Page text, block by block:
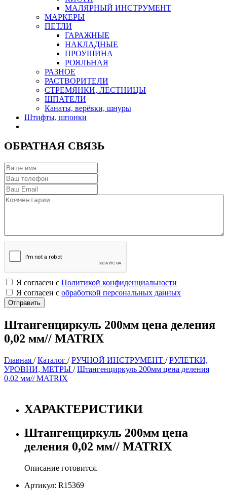
МАЛЯРНЫЙ ИНСТРУМЕНТ
МАРКЕРЫ
ПЕТЛИ
ГАРАЖНЫЕ
НАКЛАДНЫЕ
ПРОУШИНА
РОЯЛЬНАЯ
РАЗНОЕ
РАСТВОРИТЕЛИ
СТРЕМЯНКИ, ЛЕСТНИЦЫ
ШПАТЕЛИ
Канаты, верёвки, шнуры
Штифты, шпонки
ОБРАТНАЯ СВЯЗЬ
Я согласен с Политикой конфиденциальности
Я согласен с обработкой персональных данных
Штангенциркуль 200мм цена деления
0,02 мм// MATRIX
Главная /Каталог /РУЧНОЙ ИНСТРУМЕНТ /РУЛЕТКИ,
УРОВНИ, МЕТРЫ /Штангенциркуль 200мм цена деления
0,02 мм// MATRIX
ХАРАКТЕРИСТИКИ
Штангенциркуль 200мм цена
деления 0,02 мм// MATRIX
Описание готовится.
Артикул: R15369